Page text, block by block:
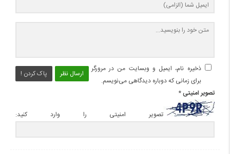
ارسال نظر پاک کردن !
ذخیره نام، ایمیل و وبسایت من در مرورگر
برای زمانی که دوباره دیدگاهی می‌نویسم.
تصویر امنیتی*
تصویر امنیتی را وارد کنید: